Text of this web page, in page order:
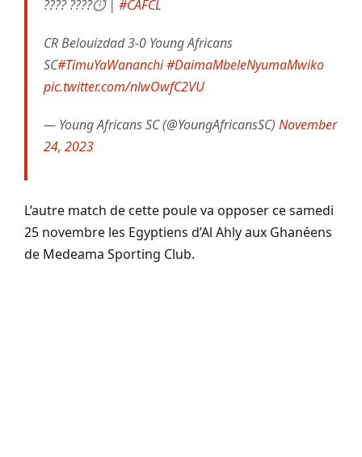
???? ????⏱️ | #CAFCL
CR Belouizdad 3-0 Young Africans
SC#TimuYaWananchi#DaimaMbeleNyumaMwiko
pic.twitter.com/nlwOwfC2VU
— Young Africans SC (@YoungAfricansSC) November
24, 2023
L’autre match de cette poule va opposer ce samedi
25 novembre les Egyptiens d’Al Ahly aux Ghanéens
de Medeama Sporting Club.